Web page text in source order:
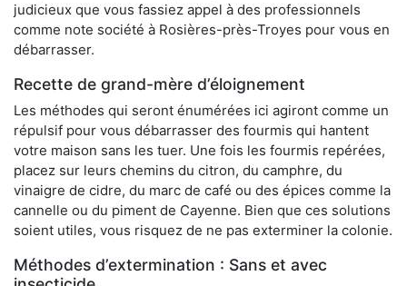
judicieux que vous fassiez appel à des professionnels
comme note société à Rosières-près-Troyes pour vous en
débarrasser.
Recette de grand-mère d’éloignement
Les méthodes qui seront énumérées ici agiront comme un
répulsif pour vous débarrasser des fourmis qui hantent
votre maison sans les tuer. Une fois les fourmis repérées,
placez sur leurs chemins du citron, du camphre, du
vinaigre de cidre, du marc de café ou des épices comme la
cannelle ou du piment de Cayenne. Bien que ces solutions
soient utiles, vous risquez de ne pas exterminer la colonie.
Méthodes d’extermination : Sans et avec